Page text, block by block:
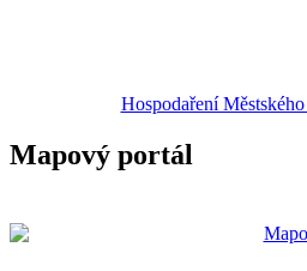
Hospodaření
Mapový portál